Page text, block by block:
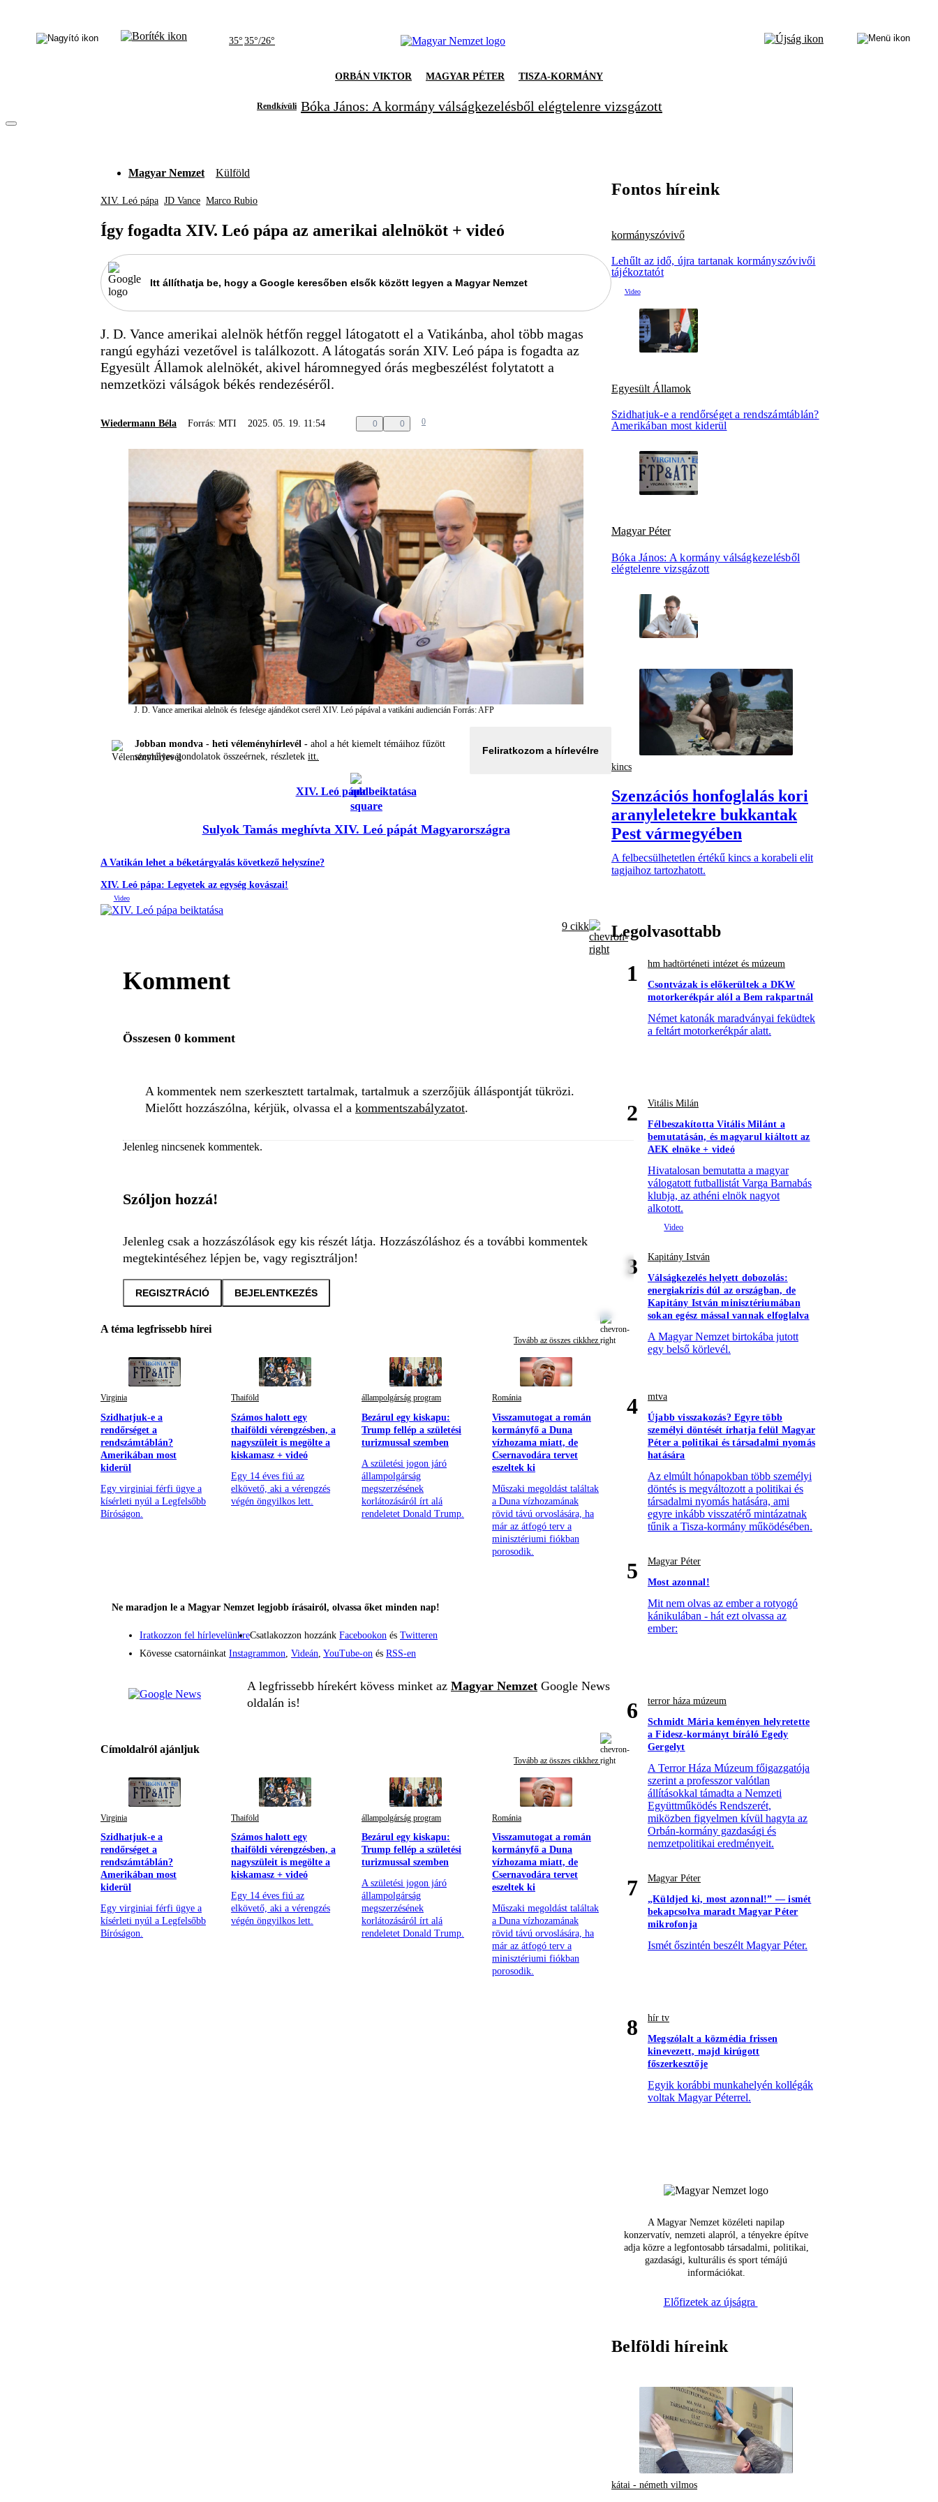
35° 35°/26°
ORBÁN VIKTOR MAGYAR PÉTER TISZA-KORMÁNY
Rendkívüli Bóka János: A kormány válságkezelésből elégtelenre vizsgázott
Magyar Nemzet Külföld
XIV. Leó pápa JD Vance Marco Rubio
Így fogadta XIV. Leó pápa az amerikai alelnököt + videó
Itt állíthatja be, hogy a Google keresőben elsők között legyen a Magyar Nemzet
J. D. Vance amerikai alelnök hétfőn reggel látogatott el a Vatikánba, ahol több magas
rangú egyházi vezetővel is találkozott. A látogatás során XIV. Leó pápa is fogadta az
Egyesült Államok alelnökét, akivel háromnegyed órás megbeszélést folytatott a
nemzetközi válságok békés rendezéséről.
Wiedermann Béla Forrás: MTI 2025. 05. 19. 11:54 0 0 0
J. D. Vance amerikai alelnök és felesége ajándékot cserél XIV. Leó pápával a vatikáni audiencián Forrás: AFP
Jobban mondva - heti véleményhírlevél - ahol a hét kiemelt témáihoz fűzött
személyes gondolatok összeérnek, részletek itt.
Feliratkozom a hírlevélre
XIV. Leó pápa beiktatása
Sulyok Tamás meghívta XIV. Leó pápát Magyarországra
A Vatikán lehet a béketárgyalás következő helyszíne?
XIV. Leó pápa: Legyetek az egység kovászai!
9 cikk
Komment
Összesen 0 komment
A kommentek nem szerkesztett tartalmak, tartalmuk a szerzőjük álláspontját tükrözi.
Mielőtt hozzászólna, kérjük, olvassa el a kommentszabályzatot.
Jelenleg nincsenek kommentek.
Szóljon hozzá!
Jelenleg csak a hozzászólások egy kis részét látja. Hozzászóláshoz és a további kommentek
megtekintéséhez lépjen be, vagy regisztráljon!
REGISZTRÁCIÓ BEJELENTKEZÉS
A téma legfrissebb hírei
Tovább az összes cikkhez
Virginia
Szidhatjuk-e a
rendőrséget a
rendszámtáblán?
Amerikában most
kiderül
Egy virginiai férfi ügye a
kísérleti nyúl a Legfelsőbb
Bíróságon.
Thaiföld
Számos halott egy
thaiföldi vérengzésben, a
nagyszüleit is megölte a
kiskamasz + videó
Egy 14 éves fiú az
elkövető, aki a vérengzés
végén öngyilkos lett.
állampolgárság program
Bezárul egy kiskapu:
Trump fellép a születési
turizmussal szemben
A születési jogon járó
állampolgárság
megszerzésének
korlátozásáról írt alá
rendeletet Donald Trump.
Románia
Visszamutogat a román
kormányfő a Duna
vízhozama miatt, de
Csernavodára tervet
eszeltek ki
Műszaki megoldást találtak
a Duna vízhozamának
rövid távú orvoslására, ha
már az átfogó terv a
minisztériumi fiókban
porosodik.
Ne maradjon le a Magyar Nemzet legjobb írásairól, olvassa őket minden nap!
Iratkozzon fel hírlevelünkreCsatlakozzon hozzánk Facebookon és Twitteren
Kövesse csatornáinkat Instagrammon Videán YouTube-on és RSS-en
A legfrissebb hírekért kövess minket az Magyar Nemzet Google News
oldalán is!
Címoldalról ajánljuk
Tovább az összes cikkhez
Virginia
Szidhatjuk-e a
rendőrséget a
rendszámtáblán?
Amerikában most
kiderül
Egy virginiai férfi ügye a
kísérleti nyúl a Legfelsőbb
Bíróságon.
Thaiföld
Számos halott egy
thaiföldi vérengzésben, a
nagyszüleit is megölte a
kiskamasz + videó
Egy 14 éves fiú az
elkövető, aki a vérengzés
végén öngyilkos lett.
állampolgárság program
Bezárul egy kiskapu:
Trump fellép a születési
turizmussal szemben
A születési jogon járó
állampolgárság
megszerzésének
korlátozásáról írt alá
rendeletet Donald Trump.
Románia
Visszamutogat a román
kormányfő a Duna
vízhozama miatt, de
Csernavodára tervet
eszeltek ki
Műszaki megoldást találtak
a Duna vízhozamának
rövid távú orvoslására, ha
már az átfogó terv a
minisztériumi fiókban
porosodik.
Fontos híreink
kormányszóvivő
Lehűlt az idő, újra tartanak kormányszóvivői
tájékoztatót
Egyesült Államok
Szidhatjuk-e a rendőrséget a rendszámtáblán?
Amerikában most kiderül
Magyar Péter
Bóka János: A kormány válságkezelésből
elégtelenre vizsgázott
kincs
Szenzációs honfoglalás kori
aranyleletekre bukkantak
Pest vármegyében
A felbecsülhetetlen értékű kincs a korabeli elit
tagjaihoz tartozhatott.
Legolvasottabb
1
hm hadtörténeti intézet és múzeum
Csontvázak is előkerültek a DKW
motorkerékpár alól a Bem rakpartnál
Német katonák maradványai feküdtek
a feltárt motorkerékpár alatt.
2
Vitális Milán
Félbeszakította Vitális Milánt a
bemutatásán, és magyarul kiáltott az
AEK elnöke + videó
Hivatalosan bemutatta a magyar
válogatott futballistát Varga Barnabás
klubja, az athéni elnök nagyot
alkotott.
3
Kapitány István
Válságkezelés helyett dobozolás:
energiakrízis dúl az országban, de
Kapitány István minisztériumában
sokan egész mással vannak elfoglalva
A Magyar Nemzet birtokába jutott
egy belső körlevél.
4
mtva
Újabb visszakozás? Egyre több
személyi döntését írhatja felül Magyar
Péter a politikai és társadalmi nyomás
hatására
Az elmúlt hónapokban több személyi
döntés is megváltozott a politikai és
társadalmi nyomás hatására, ami
egyre inkább visszatérő mintázatnak
tűnik a Tisza-kormány működésében.
5
Magyar Péter
Most azonnal!
Mit nem olvas az ember a rotyogó
kánikulában - hát ezt olvassa az
ember:
6
terror háza múzeum
Schmidt Mária keményen helyretette
a Fidesz-kormányt bíráló Egedy
Gergelyt
A Terror Háza Múzeum főigazgatója
szerint a professzor valótlan
állításokkal támadta a Nemzeti
Együttműködés Rendszerét,
miközben figyelmen kívül hagyta az
Orbán-kormány gazdasági és
nemzetpolitikai eredményeit.
7
Magyar Péter
„Küldjed ki, most azonnal!” — ismét
bekapcsolva maradt Magyar Péter
mikrofonja
Ismét őszintén beszélt Magyar Péter.
8
hír tv
Megszólalt a közmédia frissen
kinevezett, majd kirúgott
főszerkesztője
Egyik korábbi munkahelyén kollégák
voltak Magyar Péterrel.
A Magyar Nemzet közéleti napilap
konzervatív, nemzeti alapról, a tényekre építve
adja közre a legfontosabb társadalmi, politikai,
gazdasági, kulturális és sport témájú
információkat.
Előfizetek az újságra
Belföldi híreink
kátai - németh vilmos